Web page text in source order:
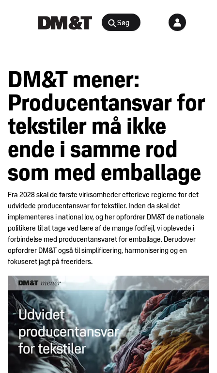
Agenter &
Distributører
Arbejdsmiljø
Bæredygtighed
samfundsansvar
Digital
handel
Handelsjura
HR-
Jura
International
handel
Internationalt
juridisk
netværk
Kemi
Mærkning
&
Arrangementer
Nyheder
&
indsigt
medlemsportal
Medlemskab
Dine
fordele
som
medlem
Ramme- og
rabataftaler
Vores
medlemmer
Betingelser
for
rådgivning
Om
os
Hvem
er
DM&T?
DM&T's
bestyrelse
DM&T's
medarbejdere
Branchens bidrag til
DM&T's
politiske
arbejde
Politiske
prioriteter
Jobbørs
Kontakt
Presse
Søg
DM&T mener:
Producentansvar for
tekstiler må ikke
ende i samme rod
som med emballage
Fra 2028 skal de første virksomheder efterleve reglerne for det
udvidede producentansvar for tekstiler. Inden da skal det
implementeres i national lov, og her opfordrer DM&T de nationale
politikere til at tage ved lære af de mange fodfejl, vi oplevede i
forbindelse med producentansvaret for emballage. Derudover
opfordrer DM&T også til simplificering, harmonisering og en
fokuseret jagt på freeriders.